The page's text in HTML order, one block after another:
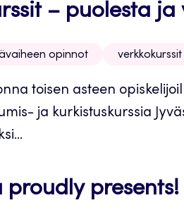
– puolesta ja
opinnot verkkokurssit
toisen asteen
ja kurkistuskurssia
proudly presents!